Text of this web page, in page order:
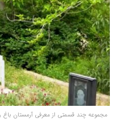
مجموعه چند قسمتی از معرفی آرمستان باغ